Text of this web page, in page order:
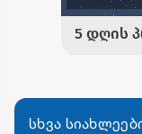
სხვა